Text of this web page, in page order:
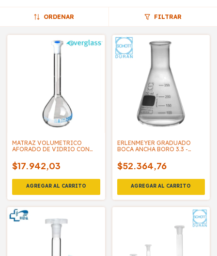
ORDENAR FILTRAR
MATRAZ VOLUMETRICO
AFORADO DE VIDRIO CON
$17.942,03
ERLENMEYER GRADUADO
BOCA ANCHA BORO 3.3 -
$52.364,76